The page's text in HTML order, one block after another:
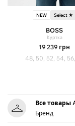
NEW Select ★
BOSS
Куртка
19 239 грн
48, 50, 52, 54,
Все товары
Бренд